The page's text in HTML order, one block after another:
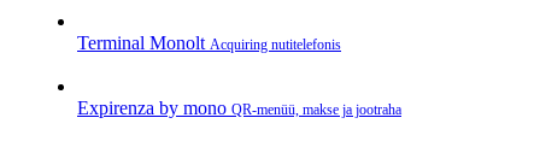
Terminal Monolt Acquiring nutitelefonis
Expirenza by mono QR‑menüü, makse ja jootraha